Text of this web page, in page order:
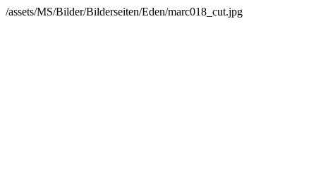
/assets/MS/Bilder/Bilderseiten/Eden/marc018_cut.jpg